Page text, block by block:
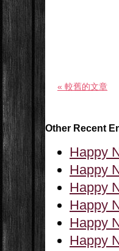
« 較舊的文章
Other Recent
Happy
Happy
Happy
Happy
Happy
Happy